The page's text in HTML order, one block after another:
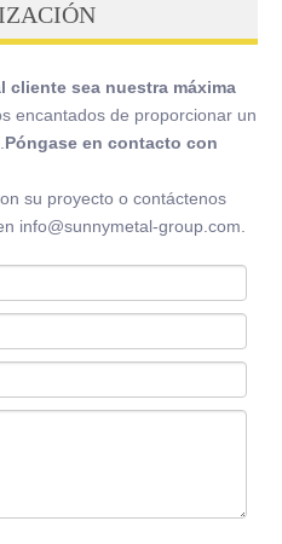
cliente sea nuestra máxima
encantados de proporcionar un
Póngase en contacto con
su proyecto o contáctenos
info@sunnymetal-group.com.